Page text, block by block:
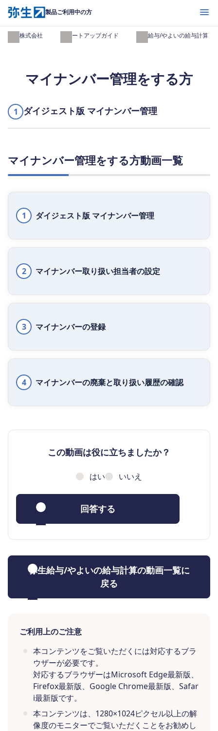
製品ご利用中の方 開く
弥生株式会社 スタートアップガイド 弥生給与/やよいの給与計算
マイナンバー管理をする方
1 ダイジェスト版 マイナンバー管理
マイナンバー管理をする方動画一覧
1 ダイジェスト版 マイナンバー管理
2 マイナンバー取り扱い担当者の設定
3 マイナンバーの登録
4 マイナンバーの廃棄と取り扱い履歴の確認
この動画は役に立ちましたか？
はい いいえ
回答する
弥生給与/やよいの給与計算の動画一覧に
戻る
ご利用上のご注意
本コンテンツをご覧いただくには対応するブラ
ウザーが必要です。
対応するブラウザーはMicrosoft Edge最新版、
Firefox最新版、Google Chrome最新版、Safar
i最新版です。
本コンテンツは、1280×1024ピクセル以上の解
像度のモニターでご覧いただくことをお勧めし